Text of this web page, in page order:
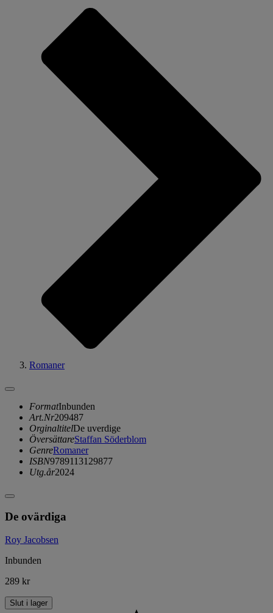
Romaner
FormatInbunden
Art.Nr209487
OrginaltitelDe uverdige
ÖversättareStaffan Söderblom
GenreRomaner
ISBN9789113129877
Utg.år2024
De ovärdiga
Roy Jacobsen
Inbunden
289 kr
Slut i lager